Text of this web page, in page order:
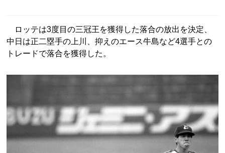
ロッテは3度目の三冠王を獲得した落合の放出を決定、
中日は正二塁手の上川、抑えのエース牛島など4選手との
トレードで落合を獲得した。